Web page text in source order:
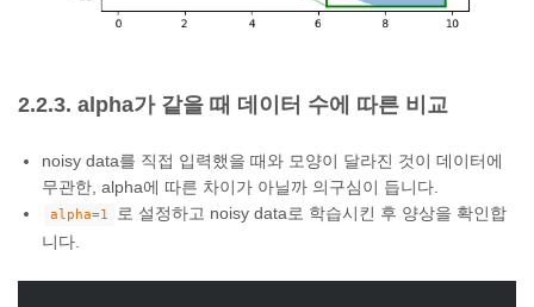
2.2.3. alpha가 같을 때 데이터 수에 따른 비교
noisy data를 직접 입력했을 때와 모양이 달라진 것이 데이터에
무관한, alpha에 따른 차이가 아닐까 의구심이 듭니다.
alpha=1
로 설정하고 noisy data로 학습시킨 후 양상을 확인합
니다.